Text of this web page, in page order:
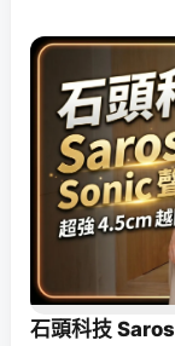
石頭科技